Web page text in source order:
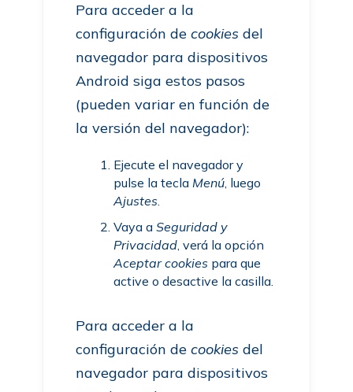
Para acceder a la
configuración decookies del
navegador para dispositivos
Android siga estos pasos
(pueden variar en función de
la versión del navegador):
Ejecute el navegador y
pulse la teclaMenú, luego
Ajustes.
Vaya aSeguridad y
Privacidad, verá la opción
Aceptar cookies para que
active o desactive la casilla.
Para acceder a la
configuración decookies del
navegador para dispositivos